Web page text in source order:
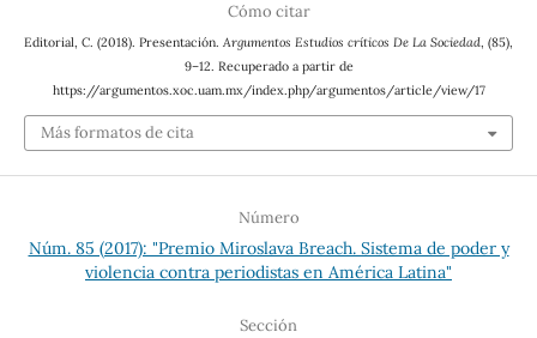
Cómo citar
Editorial, C. (2018). Presentación. Argumentos Estudios críticos De La Sociedad, (85),
9–12. Recuperado a partir de
https://argumentos.xoc.uam.mx/index.php/argumentos/article/view/17
Más formatos de cita
Número
Núm. 85 (2017): "Premio Miroslava Breach. Sistema de poder y
violencia contra periodistas en América Latina"
Sección